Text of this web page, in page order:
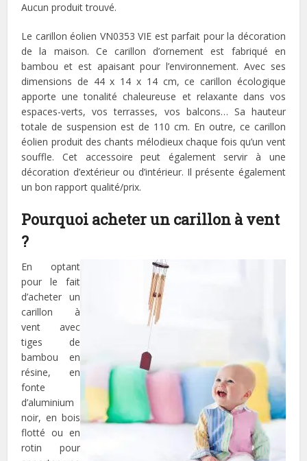
Aucun produit trouvé.
Le carillon éolien VN0353 VIE est parfait pour la décoration
de la maison. Ce carillon d’ornement est fabriqué en
bambou et est apaisant pour l’environnement. Avec ses
dimensions de 44 x 14 x 14 cm, ce carillon écologique
apporte une tonalité chaleureuse et relaxante dans vos
espaces-verts, vos terrasses, vos balcons… Sa hauteur
totale de suspension est de 110 cm. En outre, ce carillon
éolien produit des chants mélodieux chaque fois qu’un vent
souffle. Cet accessoire peut également servir à une
décoration d’extérieur ou d’intérieur. Il présente également
un bon rapport qualité/prix.
Pourquoi acheter un carillon à vent
?
En optant
pour le fait
d’acheter un
carillon à
vent avec
tiges de
bambou en
résine, en
fonte
d’aluminium
noir, en bois
flotté ou en
rotin pour